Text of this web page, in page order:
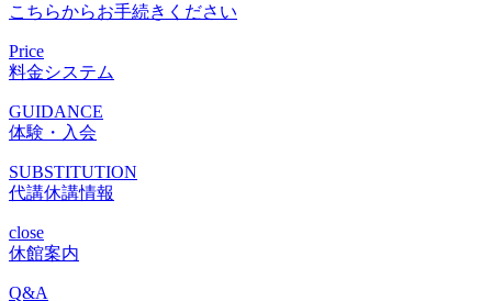
こちらからお手続きください
Price
料金システム
GUIDANCE
体験・入会
SUBSTITUTION
代講休講情報
close
休館案内
Q&A